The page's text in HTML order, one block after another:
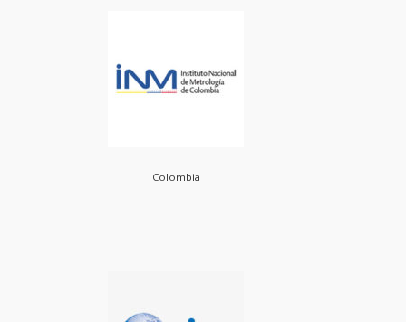
Colombia